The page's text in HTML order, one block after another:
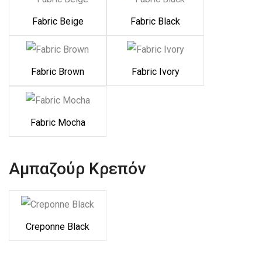
Fabric Beige Fabric Black
Fabric Brown Fabric Ivory
Fabric Mocha
Αμπαζούρ Κρεπόν
Creponne Black